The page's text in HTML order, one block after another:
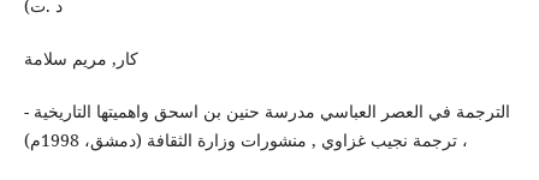
د .ت)
كار, مريم سلامة
- الترجمة في العصر العباسي مدرسة حنين بن اسحق واهميتها التاريخية
، ترجمة نجيب غزاوي , منشورات وزارة الثقافة (دمشق، 1998م)